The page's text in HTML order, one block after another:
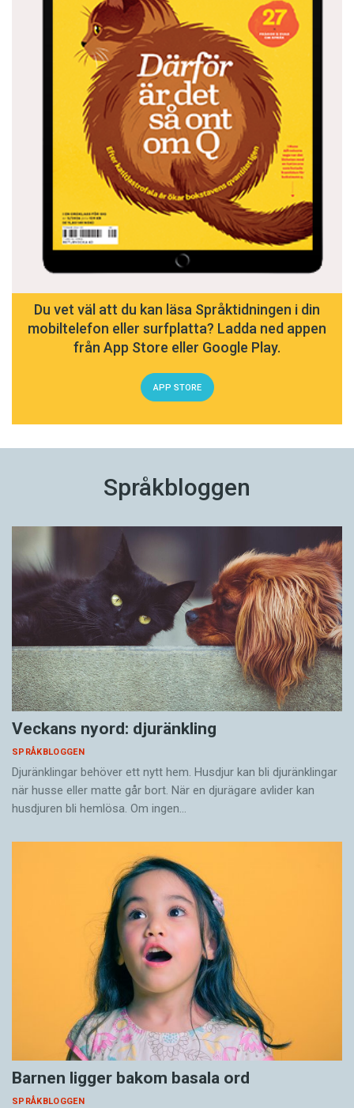
Du vet väl att du kan läsa Språktidningen i din
mobiltelefon eller surfplatta? Ladda ned appen
från App Store eller Google Play.
APP STORE
Språkbloggen
Veckans nyord: djuränkling
SPRÅKBLOGGEN
Djuränklingar behöver ett nytt hem. Husdjur kan bli djuränklingar
när husse eller matte går bort. När en djurägare avlider kan
husdjuren bli hemlösa. Om ingen…
Barnen ligger bakom basala ord
SPRÅKBLOGGEN